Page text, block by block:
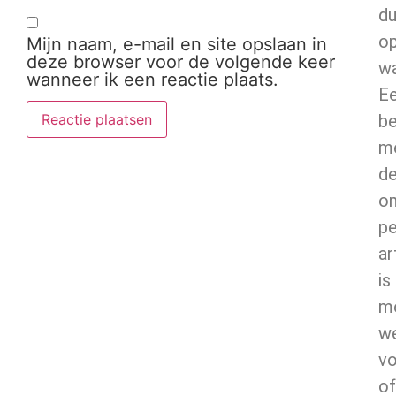
Mijn naam, e-mail en site opslaan in
deze browser voor de volgende keer
wanneer ik een reactie plaats.
is
of